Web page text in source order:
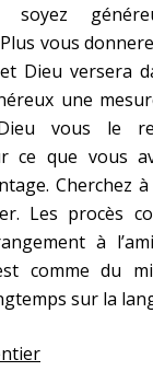
vous
Dieu versera
une
vous le
ce que vous
Cherchez
Les procès
à
comme du
sur la